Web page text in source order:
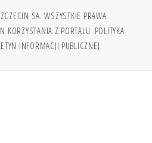
SA. WSZYSTKIE PRAWA
KORZYSTANIA Z PORTALU POLITYKA
INFORMACJI PUBLICZNEJ